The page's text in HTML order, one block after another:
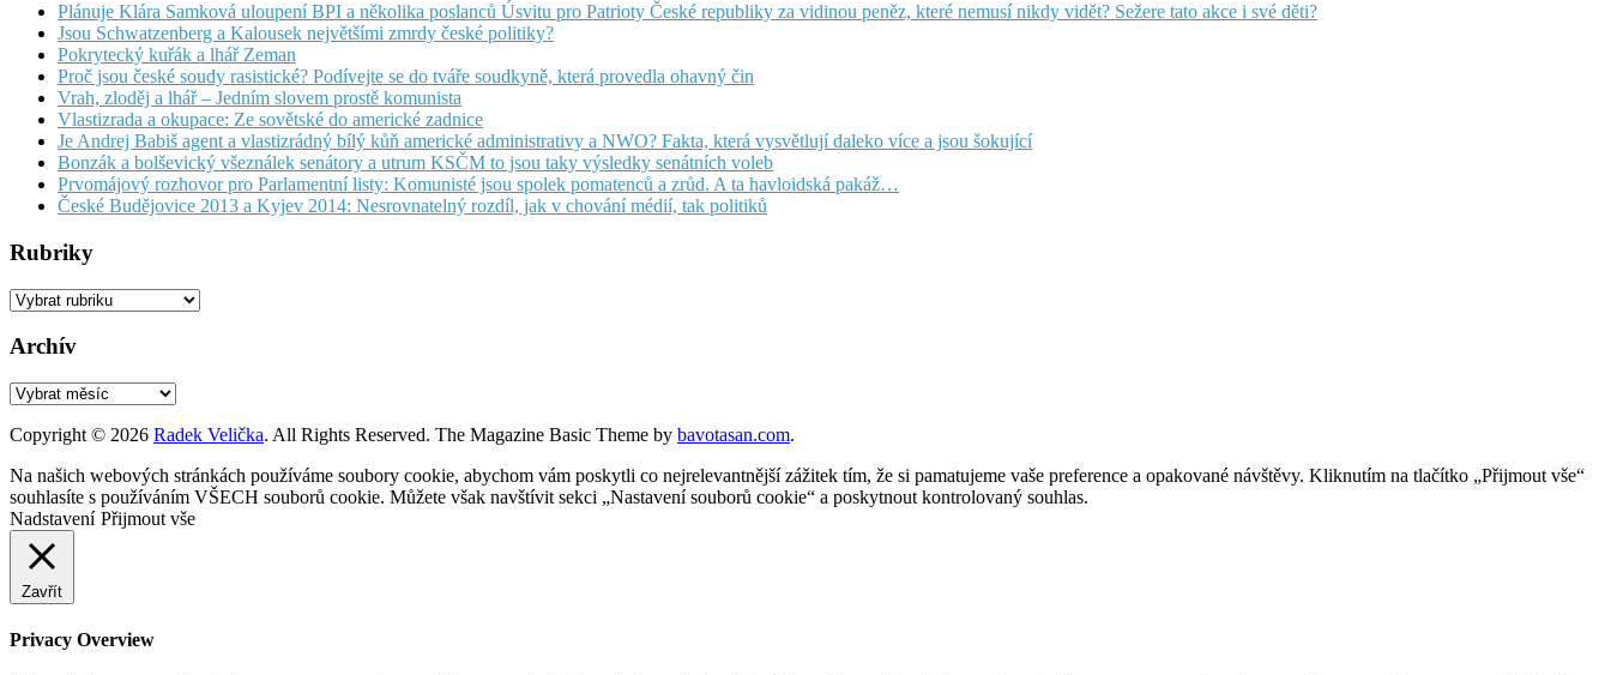
Plánuje Klára Samková uloupení BPI a několika poslanců Úsvitu pro Patrioty České republiky za vidinou peněz, které nemusí nikdy vidět? Sežere tato akce i své děti?
Jsou Schwatzenberg a Kalousek největšími zmrdy české politiky?
Pokrytecký kuřák a lhář Zeman
Proč jsou české soudy rasistické? Podívejte se do tváře soudkyně, která provedla ohavný čin
Vrah, zloděj a lhář – Jedním slovem prostě komunista
Vlastizrada a okupace: Ze sovětské do americké zadnice
Je Andrej Babiš agent a vlastizrádný bílý kůň americké administrativy a NWO? Fakta, která vysvětlují daleko více a jsou šokující
Bonzák a bolševický všeználek senátory a utrum KSČM to jsou taky výsledky senátních voleb
Prvomájový rozhovor pro Parlamentní listy: Komunisté jsou spolek pomatenců a zrůd. A ta havloidská pakáž…
České Budějovice 2013 a Kyjev 2014: Nesrovnatelný rozdíl, jak v chování médií, tak politiků
Rubriky
Rubriky
Archív
Archív
Copyright © 2026 Radek Velička. All Rights Reserved. The Magazine Basic Theme by bavotasan.com.
Na našich webových stránkách používáme soubory cookie, abychom vám poskytli co nejrelevantnější zážitek tím, že si pamatujeme vaše preference a opakované návštěvy. Kliknutím na tlačítko „Přijmout vše“
souhlasíte s používáním VŠECH souborů cookie. Můžete však navštívit sekci „Nastavení souborů cookie“ a poskytnout kontrolovaný souhlas.
Nadstavení Přijmout vše
Zavřít
Privacy Overview